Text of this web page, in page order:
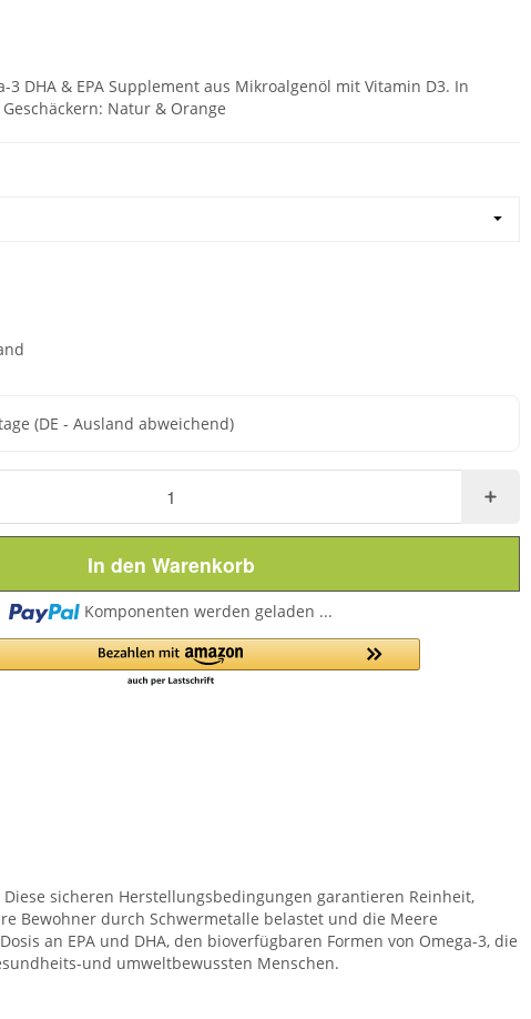
3 DHA & EPA Supplement aus Mikroalgenöl mit Vitamin D3. In
Natur & Orange
(DE - Ausland abweichend)
In den Warenkorb
Loading...
Komponenten werden geladen ...
sicheren Herstellungsbedingungen garantieren Reinheit,
Bewohner durch Schwermetalle belastet und die Meere
an EPA und DHA, den bioverfügbaren Formen von Omega-3, die
und umweltbewussten Menschen.